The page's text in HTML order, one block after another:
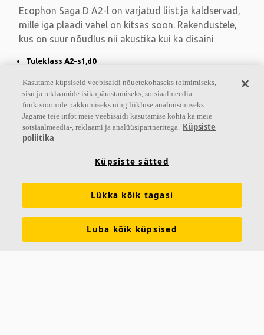
Ecophon Saga D A2-l on varjatud liist ja kaldservad,
mille iga plaadi vahel on kitsas soon. Rakendustele,
kus on suur nõudlus nii akustika kui ka disaini
Tuleklass A2-s1,d0
Lihtne paigaldada
Ecophon Saga™ E
Kasutame küpsiseid veebisaidi nõuetekohaseks toimimiseks,
sisu ja reklaamide isikupärastamiseks, sotsiaalmeedia
funktsioonide pakkumiseks ning liikluse analüüsimiseks.
Jagame teie infot meie veebisaidi kasutamise kohta ka meie
sotsiaalmeedia-, reklaami ja analüüsipartneritega. Küpsiste
poliitika
Küpsiste sätted
Lükka kõik tagasi
Luba kõik küpsised